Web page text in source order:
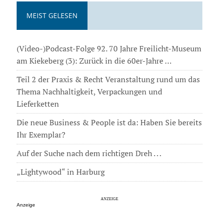
MEIST GELESEN
(Video-)Podcast-Folge 92. 70 Jahre Freilicht-Museum
am Kiekeberg (3): Zurück in die 60er-Jahre …
Teil 2 der Praxis & Recht Veranstaltung rund um das
Thema Nachhaltigkeit, Verpackungen und
Lieferketten
Die neue Business & People ist da: Haben Sie bereits
Ihr Exemplar?
Auf der Suche nach dem richtigen Dreh . . .
„Lightywood“ in Harburg
Anzeige